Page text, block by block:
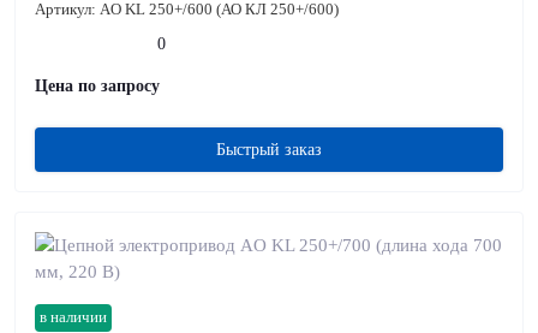
Артикул: AO KL 250+/600 (АО КЛ 250+/600)
0
Цена по запросу
Быстрый заказ
в наличии